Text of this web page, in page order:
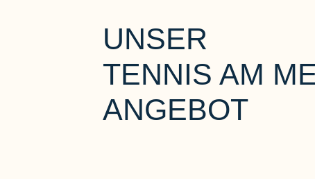
UNSER
TENNIS AM
ANGEBOT